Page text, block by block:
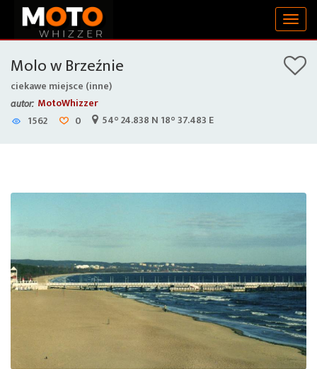
Molo w Brzeźnie
ciekawe miejsce (inne)
autor: MotoWhizzer
1562
0 54° 24.838 N 18° 37.483 E